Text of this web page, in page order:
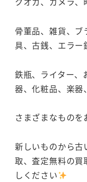
骨董品、雑貨、
具、古銭、エラー
鉄瓶、ライター、
器、化粧品、楽
さまざまなものを
新しいものから古
取、査定無料の
しください